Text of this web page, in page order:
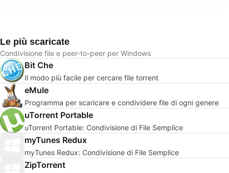
Le più scaricate
Condivisione file e peer-to-peer per Windows
Bit Che
Il modo più facile per cercare file torrent
eMule
Programma per scaricare e condividere file di ogni genere
uTorrent Portable
uTorrent Portable: Condivisione di File Semplice
myTunes Redux
myTunes Redux: Condivisione di File Semplice
ZipTorrent